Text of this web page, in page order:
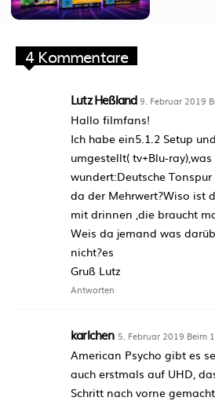
4 Kommentare
Lutz Heßland 9. Februar 2019
Hallo filmfans!
Ich habe ein5.1.2 Setup
umgestellt( tv+Blu-
wundert:Deutsche
da der Mehrwert?Wiso ist
mit drinnen ,die braucht
Weis da jemand was
nicht?es
Gruß Lutz
Antworten
karlchen 5. Februar 2019 Beim
American Psycho gibt es
auch erstmals auf UHD,
Schritt nach vorne